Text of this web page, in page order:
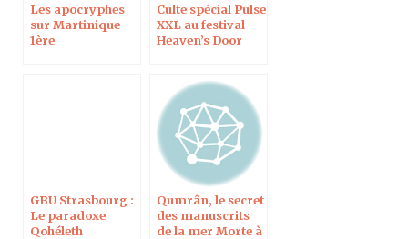
Les apocryphes
sur Martinique
1ère
Culte spécial Pulse
XXL au festival
Heaven’s Door
GBU Strasbourg :
Le paradoxe
Qohéleth
Qumrân, le secret
des manuscrits
de la mer Morte à